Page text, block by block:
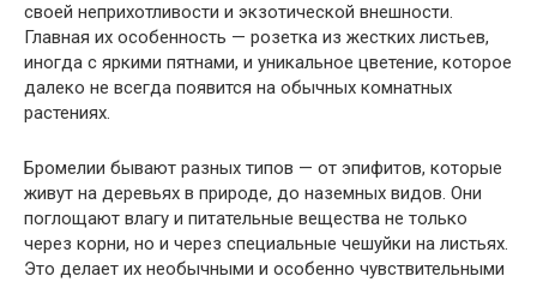
своей неприхотливости и экзотической внешности.
Главная их особенность — розетка из жестких листьев,
иногда с яркими пятнами, и уникальное цветение, которое
далеко не всегда появится на обычных комнатных
растениях.
Бромелии бывают разных типов — от эпифитов, которые
живут на деревьях в природе, до наземных видов. Они
поглощают влагу и питательные вещества не только
через корни, но и через специальные чешуйки на листьях.
Это делает их необычными и особенно чувствительными